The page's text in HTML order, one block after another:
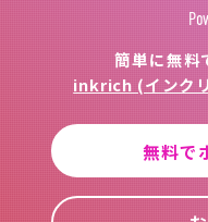
簡単に無料
inkrich (インク
無料で